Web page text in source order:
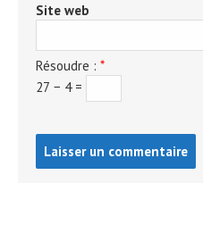
Site web
Résoudre : *
27 − 4 =